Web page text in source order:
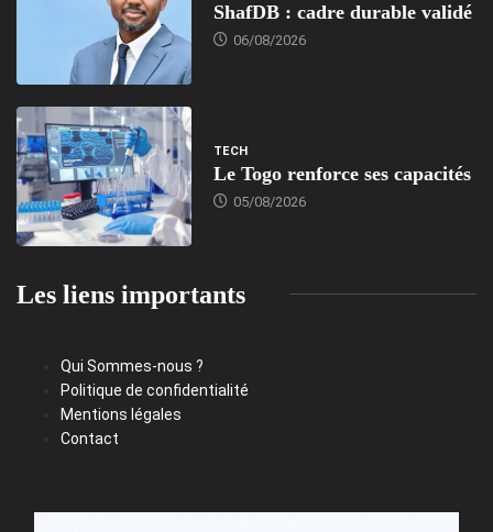
ShafDB : cadre durable validé
06/08/2026
TECH
Le Togo renforce ses capacités
05/08/2026
Les liens importants
Qui Sommes-nous ?
Politique de confidentialité
Mentions légales
Contact